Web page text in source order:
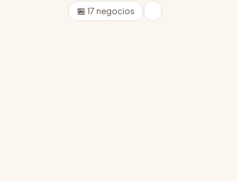
🏪 17 negocios